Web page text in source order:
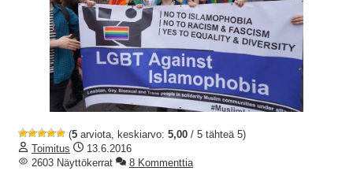
(5 arviota, keskiarvo: 5,00 / 5 tähteä 5)
Toimitus
13.6.2016
2603 Näyttökerrat
8 Kommenttia